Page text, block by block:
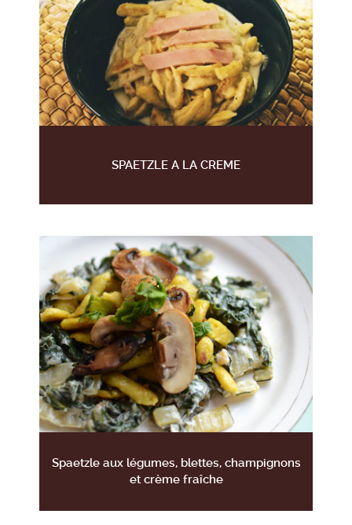
SPAETZLE A LA CREME
Spaetzle aux légumes, blettes, champignons
et crème fraîche